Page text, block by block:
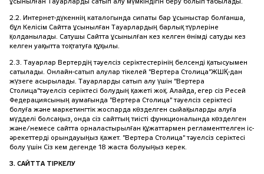
ұсынылған Тауарларды сатып алу мүмкіндігін беру болып табылады.
2.2. Интернет-дүкеннің каталогында сипаты бар ұсыныстар болғанша,
бұл Келісім Сайтта ұсынылған Тауарлардың барлық түрлеріне
қолданылады. Сатушы Сайтта ұсынылған кез келген өнімді сатуды кез
келген уақытта тоқтатуға құқылы.
2.3. Тауарлар Вертердің тәуелсіз серіктестерінің белсенді қатысуымен
сатылады. Онлайн-сатып алулар тікелей "Вертера Столица"ЖШҚ-дан
жүзеге асырылады. Тауарларды сатып алу үшін "Вертера
Столица"тәуелсіз серіктесі болудың қажеті жоқ. Алайда, егер сіз Ресей
Федерациясының аумағында "Вертера Столица" тәуелсіз серіктесі
болуға және маркетингтік жоспарда көзделген сыйақыларды алуға
мүдделі болсаңыз, онда сіз сайттың тиісті функционалында көзделген
және/немесе сайтта орналастырылған құжаттармен регламенттелген іс-
әрекеттерді орындауыңыз қажет. "Вертера Столица" тәуелсіз серіктесі
болу үшін Сіз кем дегенде 18 жаста болуыңыз керек.
3. САЙТТА ТІРКЕЛУ